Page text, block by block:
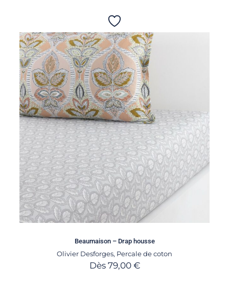
Beaumaison – Drap housse
Olivier Desforges, Percale de coton
Dès 79,00 €